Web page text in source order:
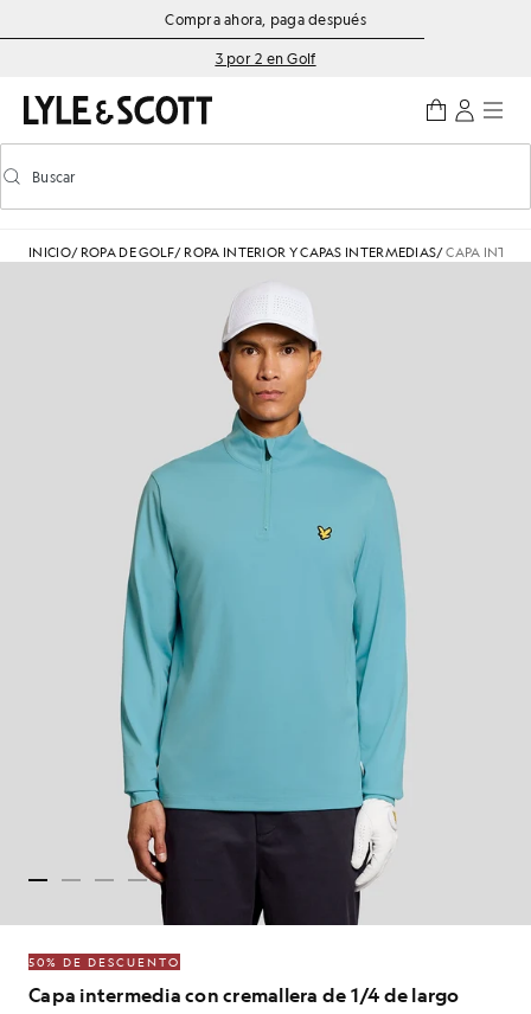
Saltar al contenido principal
Información de accesibilidadCompra ahora, paga después
3 por 2 en Golf
Activar/desactivar la búsqueda predictiva
Buscar
INICIO/ ROPA DE GOLF/ ROPA INTERIOR Y CAPAS INTERMEDIAS/CAPA
50% DE DESCUENTO
Capa intermedia con cremallera de 1/4 de largo